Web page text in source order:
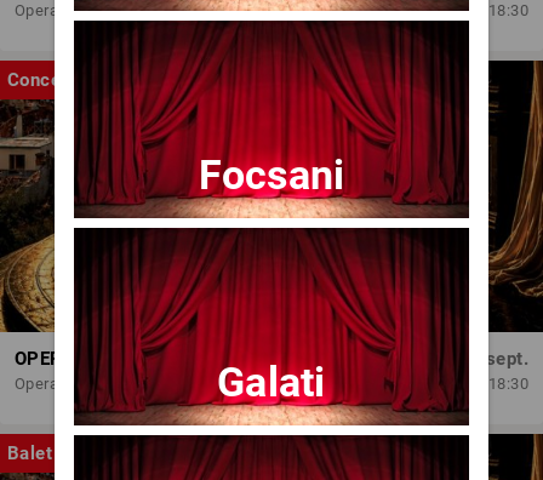
Opera Brasov 18:30
Concert
OPERA BRAȘOV ESTIVAL – SEARĂ DE OPERĂ – CONCERT EXTRAORDINAR
Opera Brasov
Sâm, 5 sept.
18:30
Balet
Focsani
Galati